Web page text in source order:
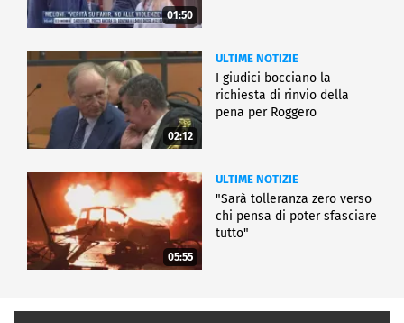
01:50
02:12
ULTIME NOTIZIE
I giudici bocciano la
richiesta di rinvio della
pena per Roggero
05:55
ULTIME NOTIZIE
"Sarà tolleranza zero verso
chi pensa di poter sfasciare
tutto"